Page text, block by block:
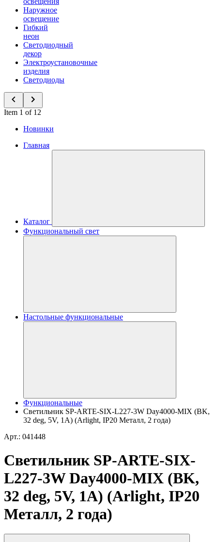
Наружное
освещение
Гибкий
неон
Светодиодный
декор
Электроустановочные
изделия
Светодиоды
Item 1 of 12
Новинки
Главная
Каталог
Функциональный свет
Настольные функциональные
Функциональные
Светильник SP-ARTE-SIX-L227-3W Day4000-MIX (BK,
32 deg, 5V, 1A) (Arlight, IP20 Металл, 2 года)
Арт.: 041448
Светильник SP-ARTE-SIX-
L227-3W Day4000-MIX (BK,
32 deg, 5V, 1A) (Arlight, IP20
Металл, 2 года)